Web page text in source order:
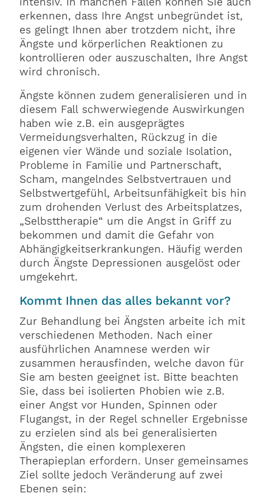
erkennen, dass Ihre Angst unbegründet ist,
es gelingt Ihnen aber trotzdem nicht, ihre
Ängste und körperlichen Reaktionen zu
kontrollieren oder auszuschalten, Ihre Angst
wird chronisch.
Ängste können zudem generalisieren und in
diesem Fall schwerwiegende Auswirkungen
haben wie z.B. ein ausgeprägtes
Vermeidungsverhalten, Rückzug in die
eigenen vier Wände und soziale Isolation,
Probleme in Familie und Partnerschaft,
Scham, mangelndes Selbstvertrauen und
Selbstwertgefühl, Arbeitsunfähigkeit bis hin
zum drohenden Verlust des Arbeitsplatzes,
„Selbsttherapie“ um die Angst in Griff zu
bekommen und damit die Gefahr von
Abhängigkeitserkrankungen. Häufig werden
durch Ängste Depressionen ausgelöst oder
umgekehrt.
Kommt Ihnen das alles bekannt vor?
Zur Behandlung bei Ängsten arbeite ich mit
verschiedenen Methoden. Nach einer
ausführlichen Anamnese werden wir
zusammen herausfinden, welche davon für
Sie am besten geeignet ist. Bitte beachten
Sie, dass bei isolierten Phobien wie z.B.
einer Angst vor Hunden, Spinnen oder
Flugangst, in der Regel schneller Ergebnisse
zu erzielen sind als bei generalisierten
Ängsten, die einen komplexeren
Therapieplan erfordern. Unser gemeinsames
Ziel sollte jedoch Veränderung auf zwei
Ebenen sein: